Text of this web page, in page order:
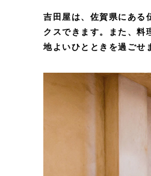
吉田屋は、佐賀県にある
クスできます。また、料
地よいひとときを過ごせ